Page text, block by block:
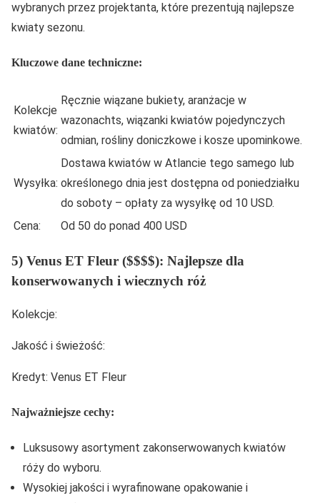
wybranych przez projektanta, które prezentują najlepsze
kwiaty sezonu.
Kluczowe dane techniczne:
Kolekcje
kwiatów:
Ręcznie wiązane bukiety, aranżacje w
wazonachts, wiązanki kwiatów pojedynczych
odmian, rośliny doniczkowe i kosze upominkowe.
Wysyłka:
Dostawa kwiatów w Atlancie tego samego lub
określonego dnia jest dostępna od poniedziałku
do soboty – opłaty za wysyłkę od 10 USD.
Cena:
Od 50 do ponad 400 USD
5) Venus ET Fleur ($$$$): Najlepsze dla
konserwowanych i wiecznych róż
Kolekcje:
Jakość i świeżość:
Kredyt: Venus ET Fleur
Najważniejsze cechy:
Luksusowy asortyment zakonserwowanych kwiatów
róży do wyboru.
Wysokiej jakości i wyrafinowane opakowanie i